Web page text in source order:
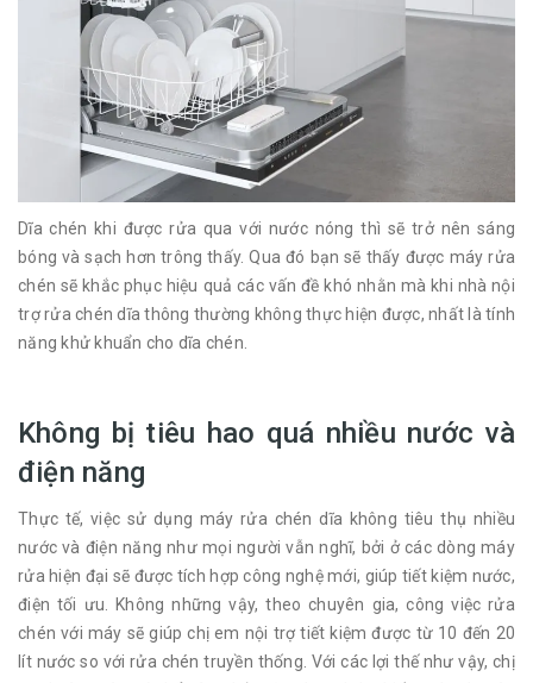
Dĩa chén khi được rửa qua với nước nóng thì sẽ trở nên sáng
bóng và sạch hơn trông thấy. Qua đó bạn sẽ thấy được máy rửa
chén sẽ khắc phục hiệu quả các vấn đề khó nhằn mà khi nhà nội
trợ rửa chén dĩa thông thường không thực hiện được, nhất là tính
năng khử khuẩn cho dĩa chén.
Không bị tiêu hao quá nhiều nước và
điện năng
Thực tế, việc sử dụng máy rửa chén dĩa không tiêu thụ nhiều
nước và điện năng như mọi người vẫn nghĩ, bởi ở các dòng máy
rửa hiện đại sẽ được tích hợp công nghệ mới, giúp tiết kiệm nước,
điện tối ưu. Không những vậy, theo chuyên gia, công việc rửa
chén với máy sẽ giúp chị em nội trợ tiết kiệm được từ 10 đến 20
lít nước so với rửa chén truyền thống. Với các lợi thế như vậy, chị